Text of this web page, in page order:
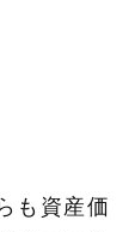
も資産価